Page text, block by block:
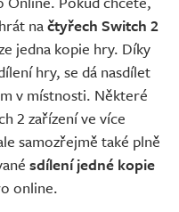
načtyřech Switch 2
jedna kopie hry. Díky
hry, se dá nasdílet
v místnosti. Některé
2 zařízení ve více
samozřejmě také plně
sdílení jedné kopie
online.